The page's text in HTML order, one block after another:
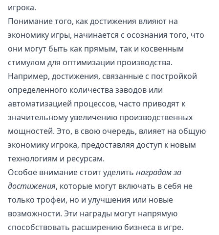
игрока.
Понимание того, как достижения влияют на
экономику игры, начинается с осознания того, что
они могут быть как прямым, так и косвенным
стимулом для оптимизации производства.
Например, достижения, связанные с постройкой
определенного количества заводов или
автоматизацией процессов, часто приводят к
значительному увеличению производственных
мощностей. Это, в свою очередь, влияет на общую
экономику игрока, предоставляя доступ к новым
технологиям и ресурсам.
Особое внимание стоит уделить наградам за
достижения, которые могут включать в себя не
только трофеи, но и улучшения или новые
возможности. Эти награды могут напрямую
способствовать расширению бизнеса в игре.